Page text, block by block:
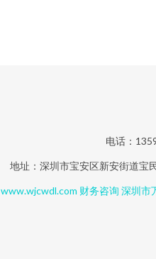
电话：
地址：深圳市宝安区新安街道宝
www.wjcwdl.com 财务咨询 深圳市